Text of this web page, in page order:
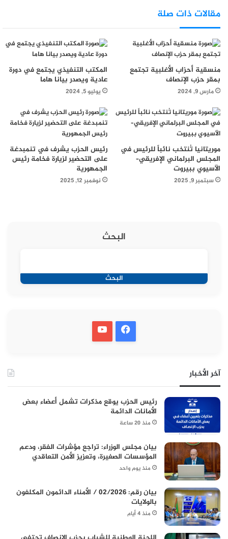
مقالات ذات صلة
منسقية أحزاب الأغلبية تجتمع
بمقر حزب الإنصاف
مارس 9, 2024
المكتب التنفيذي يجتمع في دورة
عادية ويصدر بيانا هاما
يوليو 5, 2024
موريتانيا تُنتخب نائباً للرئيس في
المجلس البرلماني الإفريقي–
الآسيوي ببيروت
سبتمبر 9, 2025
رئيس الحزب يشرف في تنمبدغة
على التحضير لزيارة فخامة رئيس
الجمهورية
نوفمبر 12, 2025
البحث
البحث
آخر الأخبار
رئيس الحزب يوقع مذكرات تشمل أعضاء بعض
الأمانات الدائمة
منذ 20 ساعة
بيان مجلس الوزراء: تراجع مؤشرات الفقر، ودعم
المؤسسات الصغيرة، وتعزيز الأمن التعاقدي
منذ يوم واحد
بيان رقم: 02/2026 / الأمناء الدائمون المكلفون
بالولايات
منذ 4 أيام